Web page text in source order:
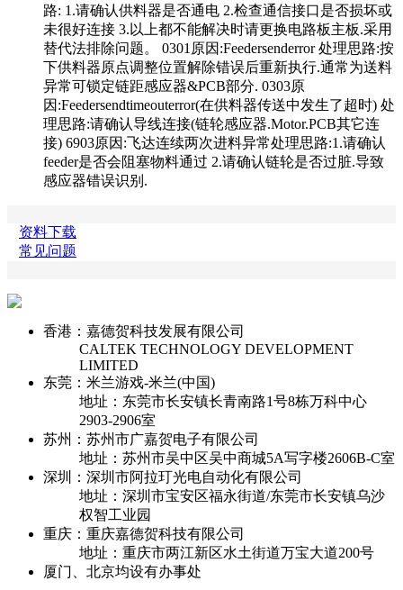
路: 1.请确认供料器是否通电 2.检查通信接口是否损坏或
未很好连接 3.以上都不能解决时请更换电路板主板.采用
替代法排除问题。 0301原因:Feedersenderror 处理思路:按
下供料器原点调整位置解除错误后重新执行.通常为送料
异常可锁定链距感应器&PCB部分. 0303原
因:Feedersendtimeouterror(在供料器传送中发生了超时) 处
理思路:请确认导线连接(链轮感应器.Motor.PCB其它连
接) 6903原因:飞达连续两次进料异常处理思路:1.请确认
feeder是否会阻塞物料通过 2.请确认链轮是否过脏.导致
感应器错误识别.
资料下载
常见问题
香港：嘉德贺科技发展有限公司
CALTEK TECHNOLOGY DEVELOPMENT
LIMITED
东莞：米兰游戏-米兰(中国)
地址：东莞市长安镇长青南路1号8栋万科中心
2903-2906室
苏州：苏州市广嘉贺电子有限公司
地址：苏州市吴中区吴中商城5A写字楼2606B-C室
深圳：深圳市阿拉玎光电自动化有限公司
地址：深圳市宝安区福永街道/东莞市长安镇乌沙
权智工业园
重庆：重庆嘉德贺科技有限公司
地址：重庆市两江新区水土街道万宝大道200号
厦门、北京均设有办事处